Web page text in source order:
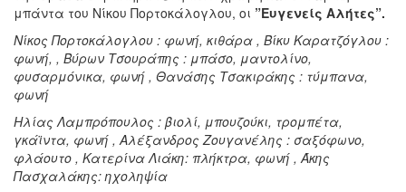
μπάντα του Νίκου Πορτοκάλογλου, οι ”Ευγενείς Αλήτες”.
Nίκος Πορτοκάλογλου : φωνή, κιθάρα , Βίκυ Καρατζόγλου :
φωνή, , Βύρων Τσουράπης : μπάσο, μαντολίνο,
φυσαρμόνικα, φωνή , Θανάσης Τσακιράκης : τύμπανα,
φωνή
Ηλίας Λαμπρόπουλος : βιολί, μπουζούκι, τρομπέτα,
γκάϊντα, φωνή , Αλέξανδρος Ζουγανέλης : σαξόφωνο,
φλάουτο , Κατερίνα Λιάκη: πλήκτρα, φωνή , Άκης
Πασχαλάκης: ηχοληψία